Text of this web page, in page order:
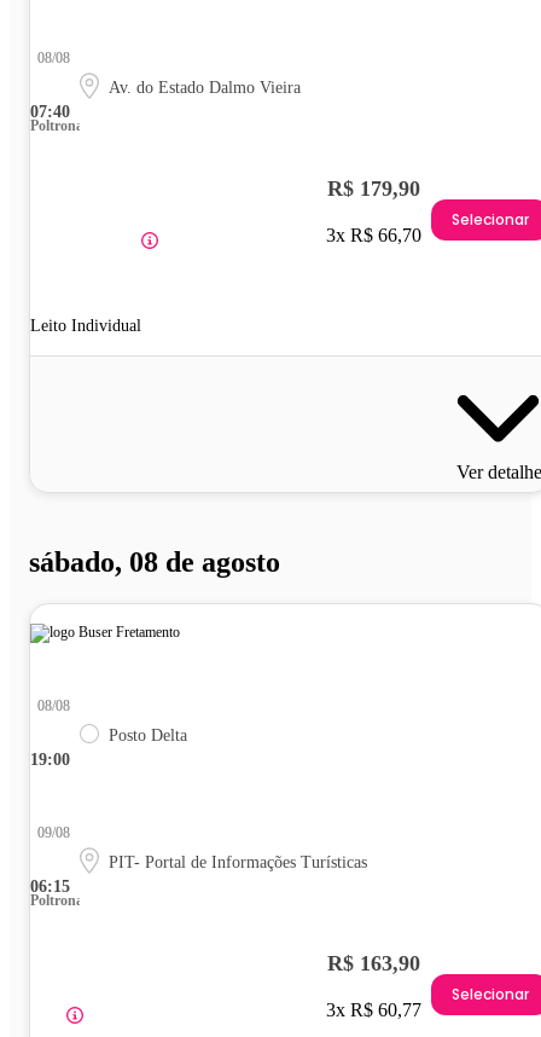
07:40
08/08
Av. do Estado Dalmo Vieira
Poltrona
Leito Individual
R$ 179,90
3x R$ 66,70
Selecionar
Ver
sábado, 08 de agosto
19:00
08/08
Posto Delta
06:15
09/08
PIT- Portal de Informações Turísticas
Poltrona
R$ 163,90
3x R$ 60,77
Selecionar